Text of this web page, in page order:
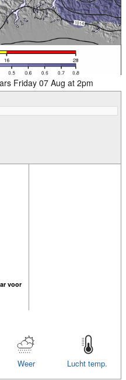
Friday 07 Aug at 2pm
voor
Lucht temp.
Weer